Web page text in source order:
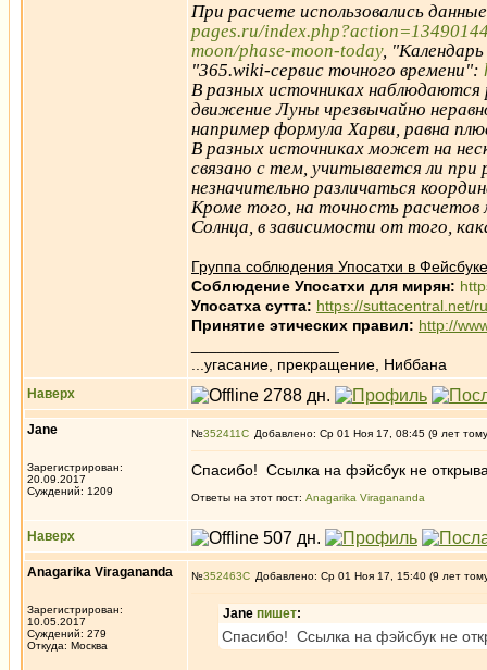
При расчете использовались
pages.ru/
moon/phase-moon-today,
"365.wiki-сервис точного времени":
В разных источниках
движение Луны чрезвычайно
например формула Харви, равна
В разных источниках может на
связано с тем, учитывается ли
незначительно различаться
Кроме того, на точность
Солнца, в зависимости от того,
Группа соблюдения Упосатхи в
Соблюдение Упосатхи для мирян:
Упосатха сутта: https://suttacentral.net/
Принятие этических правил: http://
...угасание, прекращение, Ниббана
Наверх
Jane
Зарегистрирован:
20.09.2017
Суждений: 1209
№352411 Добавлено: Ср 01 Ноя 17, 08:45 (9 лет
Спасибо! Ссылка на фэйсбук не
Ответы на этот пост: Anagarika Viragananda
Наверх
Anagarika Viragananda
Зарегистрирован:
10.05.2017
Суждений: 279
Откуда: Москва
№352463 Добавлено: Ср 01 Ноя 17, 15:40 (9 лет
Jane пишет:
Спасибо! Ссылка на фэйсбук не